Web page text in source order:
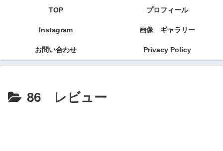
TOP プロフィール
Instagram 画像 ギャラリー
お問い合わせ Privacy Policy
86 レビュー